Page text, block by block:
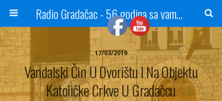
Radio Gradačac - 56 godina sa vama...
17/03/2019
Vandalski Čin U Dvorištu I Na Objektu
Katoličke Crkve U Gradačcu